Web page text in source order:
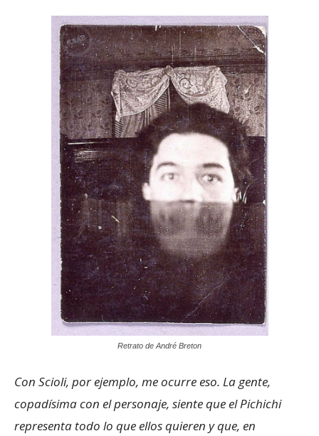
Retrato de André Breton
Con Scioli, por ejemplo, me ocurre eso. La gente,
copadísima con el personaje, siente que el Pichichi
representa todo lo que ellos quieren y que, en